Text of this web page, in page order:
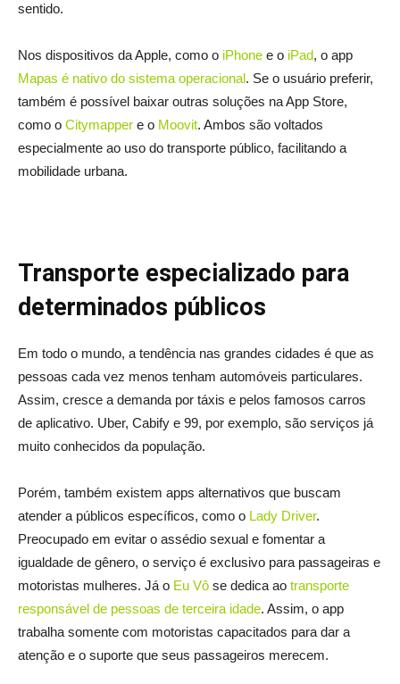
sentido.
Nos dispositivos da Apple, como o iPhone e o iPad, o app
Mapas é nativo do sistema operacional. Se o usuário preferir,
também é possível baixar outras soluções na App Store,
como o Citymapper e o Moovit. Ambos são voltados
especialmente ao uso do transporte público, facilitando a
mobilidade urbana.
Transporte especializado para
determinados públicos
Em todo o mundo, a tendência nas grandes cidades é que as
pessoas cada vez menos tenham automóveis particulares.
Assim, cresce a demanda por táxis e pelos famosos carros
de aplicativo. Uber, Cabify e 99, por exemplo, são serviços já
muito conhecidos da população.
Porém, também existem apps alternativos que buscam
atender a públicos específicos, como o Lady Driver.
Preocupado em evitar o assédio sexual e fomentar a
igualdade de gênero, o serviço é exclusivo para passageiras e
motoristas mulheres. Já o Eu Vô se dedica ao transporte
responsável de pessoas de terceira idade. Assim, o app
trabalha somente com motoristas capacitados para dar a
atenção e o suporte que seus passageiros merecem.